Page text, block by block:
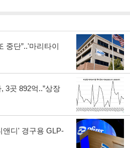
중단”..'마리타이
3곳 892억..”상장
앤디' 경구용 GLP-